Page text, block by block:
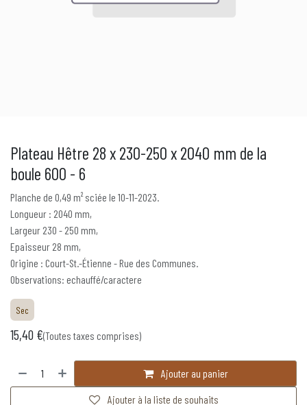
Plateau Hêtre 28 x 230-250 x 2040 mm de la
boule 600 - 6
Planche de 0,49 m² sciée le 10-11-2023.
Longueur : 2040 mm,
Largeur 230 - 250 mm,
Epaisseur 28 mm,
Origine : Court-St.-Étienne - Rue des Communes.
Observations: echauffé/caractere
Sec
15,40 €(Toutes taxes comprises)
Ajouter au panier
Ajouter à la liste de souhaits